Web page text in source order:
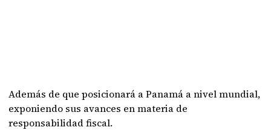
Además de que posicionará a Panamá a nivel mundial,
exponiendo sus avances en materia de
responsabilidad fiscal.